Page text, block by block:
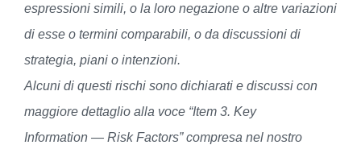
espressioni simili, o la loro negazione o altre variazioni
di esse o termini comparabili, o da discussioni di
strategia, piani o intenzioni.
Alcuni di questi rischi sono dichiarati e discussi con
maggiore dettaglio alla voce “Item 3. Key
Information — Risk Factors” compresa nel nostro